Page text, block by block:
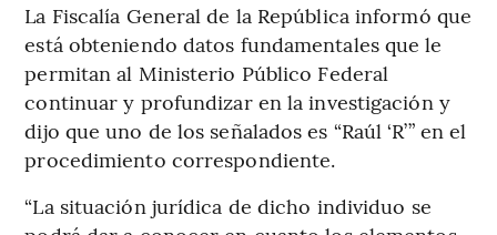
La Fiscalía General de la República informó que
está obteniendo datos fundamentales que le
permitan al Ministerio Público Federal
continuar y profundizar en la investigación y
dijo que uno de los señalados es “Raúl ‘R’” en el
procedimiento correspondiente.
“La situación jurídica de dicho individuo se